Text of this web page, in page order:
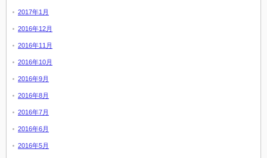
2017年1月
2016年12月
2016年11月
2016年10月
2016年9月
2016年8月
2016年7月
2016年6月
2016年5月